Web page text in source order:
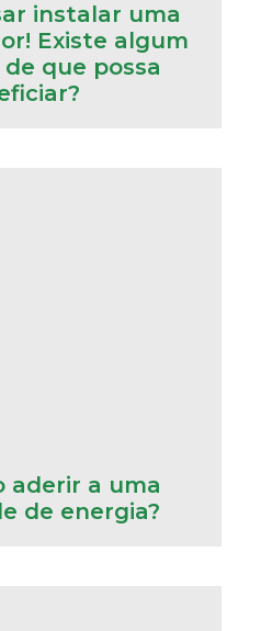
instalar uma
Existe algum
que possa
aderir a uma
de energia?